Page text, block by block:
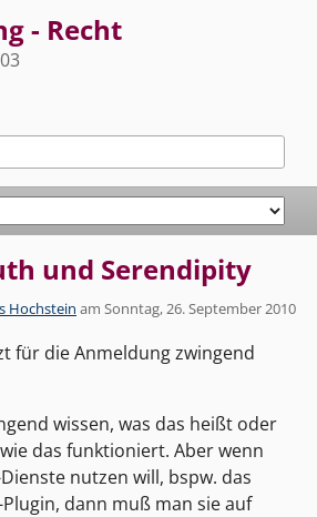
- Recht
und Serendipity
Hochstein am Sonntag, 26. September 2010
für die Anmeldung zwingend
wissen, was das heißt oder
das funktioniert. Aber wenn
nutzen will, bspw. das
dann muß man sie auf